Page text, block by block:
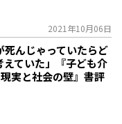
2021年10月06日
死んじゃっていたらど
ていた」――『子ども介
実と社会の壁』書評